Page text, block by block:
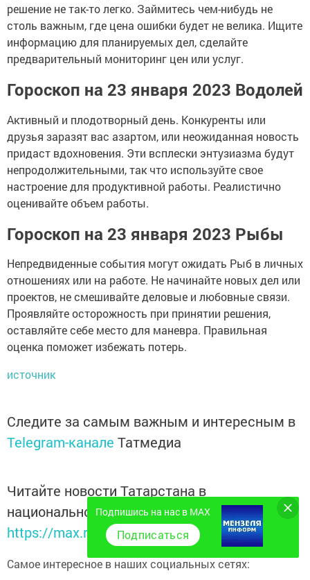
решение не так-то легко. Займитесь чем-нибудь не
столь важным, где цена ошибки будет не велика. Ищите
информацию для планируемых дел, сделайте
предварительный мониторинг цен или услуг.
Гороскоп на 23 января 2023 Водолей
Активный и плодотворный день. Конкуренты или
друзья заразят вас азартом, или неожиданная новость
придаст вдохновения. Эти всплески энтузиазма будут
непродолжительными, так что используйте свое
настроение для продуктивной работы. Реалистично
оценивайте объем работы.
Гороскоп на 23 января 2023 Рыбы
Непредвиденные события могут ожидать Рыб в личных
отношениях или на работе. Не начинайте новых дел или
проектов, не смешивайте деловые и любовные связи.
Проявляйте осторожность при принятии решения,
оставляйте себе место для маневра. Правильная
оценка поможет избежать потерь.
источник
Следите за самым важным и интересным в
Telegram-канале Татмедиа
Читайте новости Татарстана в
национальном мессенджере MАХ:
https://max.ru/tatmedia
Самое интересное в наших социальных сетях:
Подпишись на нас в MAX
Подписаться